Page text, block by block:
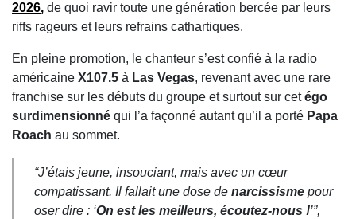
2026, de quoi ravir toute une génération bercée par leurs
riffs rageurs et leurs refrains cathartiques.
En pleine promotion, le chanteur s’est confié à la radio
américaine X107.5 à Las Vegas, revenant avec une rare
franchise sur les débuts du groupe et surtout sur cetégo
surdimensionné qui l’a façonné autant qu’il a porté Papa
Roach au sommet.
“J’étais jeune, insouciant, mais avec un cœur
compatissant. Il fallait une dose de narcissisme pour
oser dire : ‘On est les meilleurs, écoutez-nous !’”,